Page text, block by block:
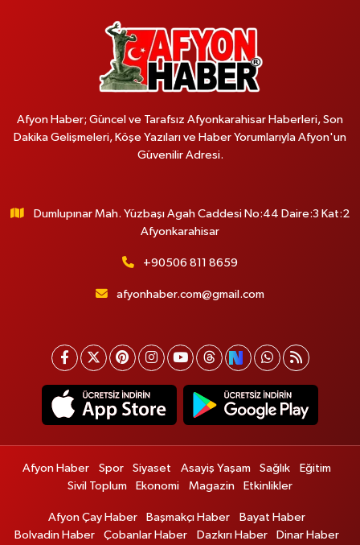
Afyon Haber; Güncel ve Tarafsız Afyonkarahisar Haberleri, Son
Dakika Gelişmeleri, Köşe Yazıları ve Haber Yorumlarıyla Afyon'un
Güvenilir Adresi.
Dumlupınar Mah. Yüzbaşı Agah Caddesi No:44 Daire:3 Kat:2
Afyonkarahisar
+90506 811 8659
afyonhaber.com@gmail.com
Afyon Haber Spor Siyaset Asayiş Yaşam Sağlık
Eğitim
Sivil Toplum
Ekonomi Magazin Etkinlikler
Afyon Çay Haber Başmakçı Haber
Bayat Haber
Bolvadin Haber
Çobanlar Haber Dazkırı Haber Dinar Haber